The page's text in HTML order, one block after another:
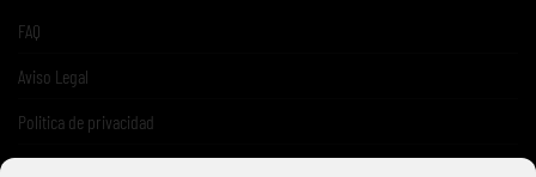
FAQ
Aviso Legal
Politica de privacidad